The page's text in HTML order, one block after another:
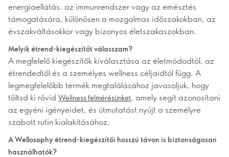
energiaellátás, az immunrendszer vagy az emésztés
támogatására, különösen a mozgalmas időszakokban, az
évszakváltásokkor vagy bizonyos életszakaszokban.
Melyik étrend-kiegészítőt válasszam?
A megfelelő kiegészítők kiválasztása az életmódodtól, az
étrendedtől és a személyes wellness céljaidtól függ. A
legmegfelelőbb termék megtalálásához javasoljuk, hogy
töltsd ki rövid Wellness felmérésünket, amely segít azonosítani
az egyéni igényeidet, és útmutatást nyújt a személyre
szabott rutin kialakításához.
A Wellosophy étrend-kiegészítői hosszú távon is biztonságosan
használhatók?